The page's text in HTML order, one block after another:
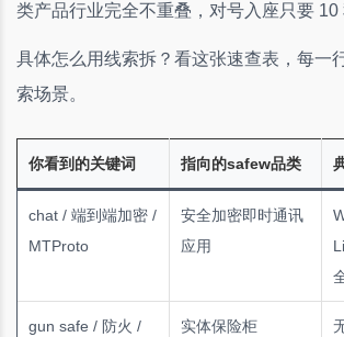
类产品行业完全不重叠，对号入座只要 10
具体怎么用线索拆？看这张速查表，每一
索场景。
你看到的关键词 指向的safew品类
chat / 端到端加密 /
MTProto
安全加密即时通讯
应用
gun safe / 防火 /
实体保险柜